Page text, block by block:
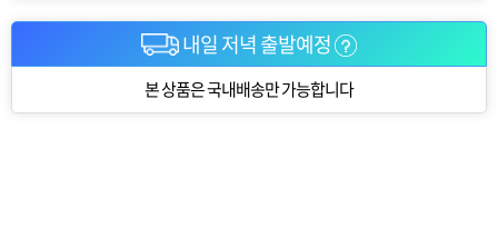
내일 저녁 출발예정
본 상품은 국내배송만 가능합니다